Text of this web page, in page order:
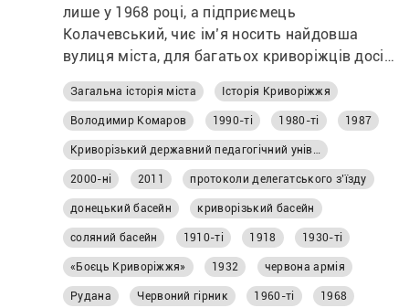
лише у 1968 році, а підприємець
Колачевський, чиє ім’я носить найдовша
вулиця міста, для багатьох криворіжців досі
залишається маловідомою постаттю. Про це,
а також про походження міських міфів,
забуті імена та суперечливі сторінки
минулого говорили під час щорічних
історико-краєзнавчих читань у
Криворізькому педагогічному університеті,
де дослідники презентували свої нові
розвідки та дискутували про переосмислення
локальної історії. Що насправді стоїть за
відомими міськими легендами, чому
історичні постаті залишаються в тіні та як
Загальна історія міста Історія Криворіжжя
Володимир Комаров 1990-ті 1980-ті 1987
Криворізький державний педагогічний університет
2000-ні 2011 протоколи делегатського з’їзду
донецький басейн криворізький басейн
соляний басейн 1910-ті 1918 1930-ті
«Боєць Криворіжжя» 1932 червона армія
Рудана Червоний гірник 1960-ті 1968